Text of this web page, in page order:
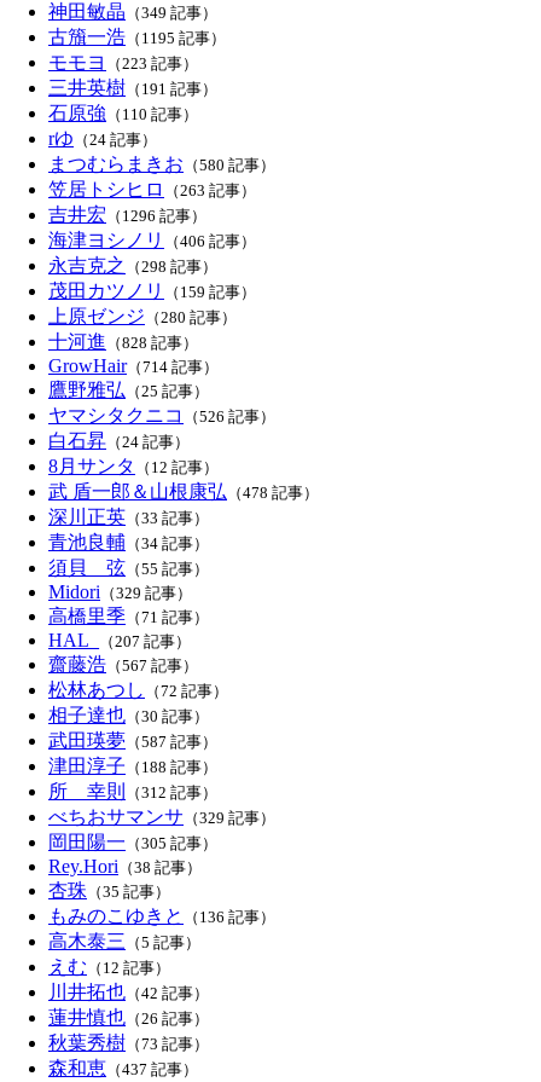
神田敏晶 （349 記事）
古籏一浩 （1195 記事）
モモヨ （223 記事）
三井英樹 （191 記事）
石原強 （110 記事）
rゆ （24 記事）
まつむらまきお （580 記事）
笠居トシヒロ （263 記事）
吉井宏 （1296 記事）
海津ヨシノリ （406 記事）
永吉克之 （298 記事）
茂田カツノリ （159 記事）
上原ゼンジ （280 記事）
十河進 （828 記事）
GrowHair（714 記事）
鷹野雅弘 （25 記事）
ヤマシタクニコ （526 記事）
白石昇 （24 記事）
8月サンタ （12 記事）
武 盾一郎＆山根康弘 （478 記事）
深川正英 （33 記事）
青池良輔 （34 記事）
須貝 弦 （55 記事）
Midori （329 記事）
高橋里季 （71 記事）
HAL_ （207 記事）
齋藤浩 （567 記事）
松林あつし （72 記事）
相子達也 （30 記事）
武田瑛夢 （587 記事）
津田淳子 （188 記事）
所 幸則 （312 記事）
べちおサマンサ （329 記事）
岡田陽一 （305 記事）
Rey.Hori （38 記事）
杏珠 （35 記事）
もみのこゆきと （136 記事）
高木泰三 （5 記事）
えむ （12 記事）
川井拓也 （42 記事）
蓮井慎也 （26 記事）
秋葉秀樹 （73 記事）
森和恵 （437 記事）